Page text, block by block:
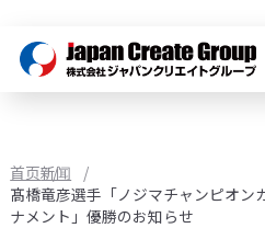
首页新闻
髙橋竜彦選手「ノジマチャンピオン
ナメント」優勝のお知らせ